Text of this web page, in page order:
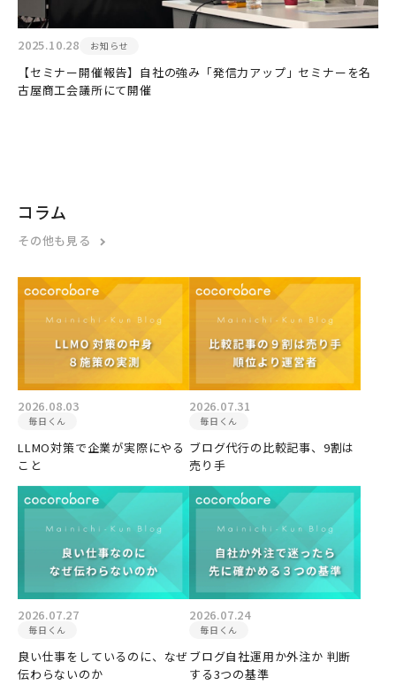
2025.10.28 お知らせ
【セミナー開催報告】自社の強み「発信力アップ」セミナーを名
古屋商工会議所にて開催
コラム
その他も見る
2026.08.03
毎日くん
LLMO対策で企業が実際にやる
こと
2026.07.31
毎日くん
ブログ代行の比較記事、9割は
売り手
2026.07.27
毎日くん
良い仕事をしているのに、なぜ
伝わらないのか
2026.07.24
毎日くん
ブログ自社運用か外注か 判断
する3つの基準